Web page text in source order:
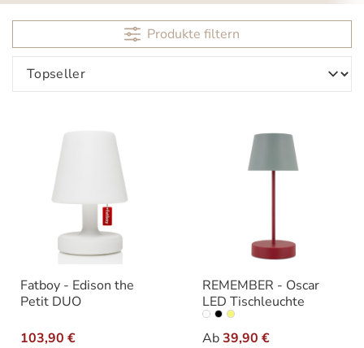
Produkte filtern
Fatboy - Edison the
Petit DUO
103,90 €
REMEMBER - Oscar
LED Tischleuchte
Ab39,90 €
Farbe